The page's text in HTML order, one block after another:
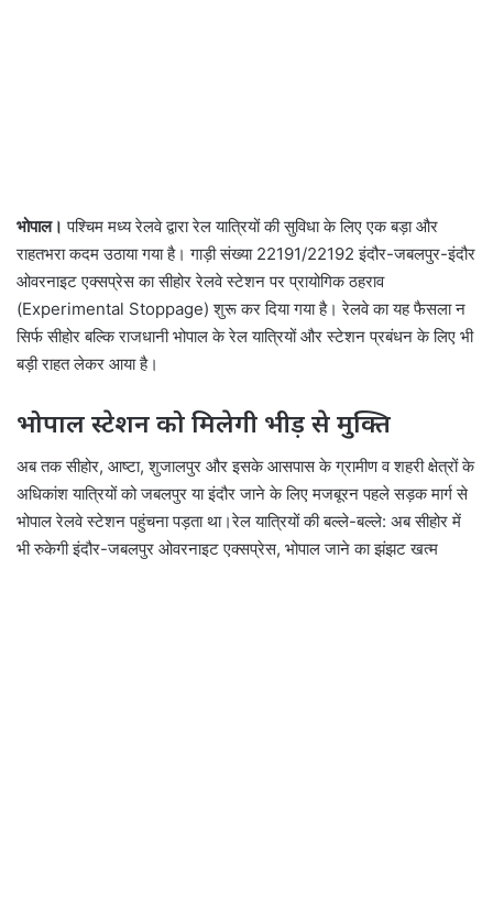
भोपाल। पश्चिम मध्य रेलवे द्वारा रेल यात्रियों की सुविधा के लिए एक बड़ा और
राहतभरा कदम उठाया गया है। गाड़ी संख्या 22191/22192 इंदौर-जबलपुर-इंदौर
ओवरनाइट एक्सप्रेस का सीहोर रेलवे स्टेशन पर प्रायोगिक ठहराव
(Experimental Stoppage) शुरू कर दिया गया है। रेलवे का यह फैसला न
सिर्फ सीहोर बल्कि राजधानी भोपाल के रेल यात्रियों और स्टेशन प्रबंधन के लिए भी
बड़ी राहत लेकर आया है।
भोपाल स्टेशन को मिलेगी भीड़ से मुक्ति
अब तक सीहोर, आष्टा, शुजालपुर और इसके आसपास के ग्रामीण व शहरी क्षेत्रों के
अधिकांश यात्रियों को जबलपुर या इंदौर जाने के लिए मजबूरन पहले सड़क मार्ग से
भोपाल रेलवे स्टेशन पहुंचना पड़ता था।रेल यात्रियों की बल्ले-बल्ले: अब सीहोर में
भी रुकेगी इंदौर-जबलपुर ओवरनाइट एक्सप्रेस, भोपाल जाने का झंझट खत्म